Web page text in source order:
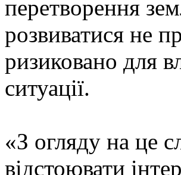
перетворення
розвиватися не
ризиковано для
ситуації.
«З огляду на це
відстоювати